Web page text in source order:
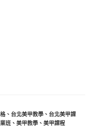
、 台北美甲教學、 台北美甲課
班、 美甲教學、 美甲課程